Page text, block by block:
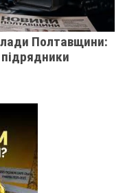
Полтавщини: